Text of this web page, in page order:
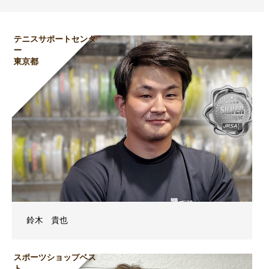
テニスサポートセンタ
ー
東京都
鈴木 貴也
スポーツショップベス